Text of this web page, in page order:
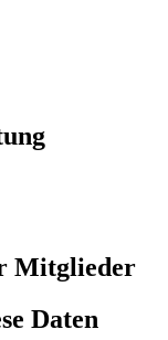
Mitglieder
Daten